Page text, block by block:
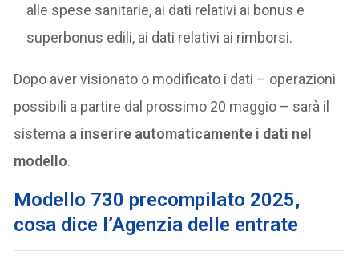
alle spese sanitarie, ai dati relativi ai bonus e
superbonus edili, ai dati relativi ai rimborsi.
Dopo aver visionato o modificato i dati – operazioni
possibili a partire dal prossimo 20 maggio – sarà il
sistema a inserire automaticamente i dati nel
modello.
Modello 730 precompilato 2025,
cosa dice l’Agenzia delle entrate